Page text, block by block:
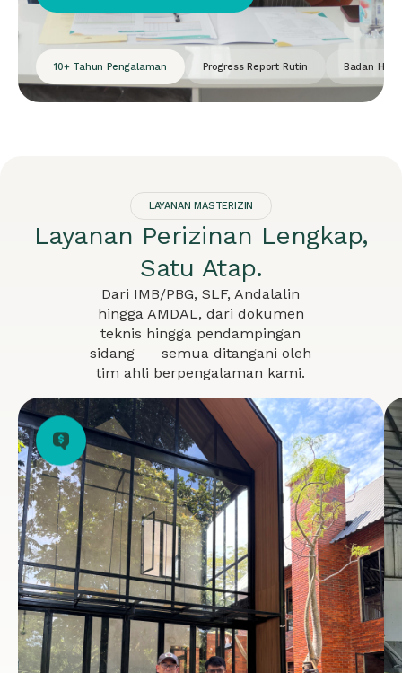
10+ Tahun Pengalaman Progress Report Rutin Badan
LAYANAN MASTERIZIN
Layanan Perizinan Lengkap,
Satu Atap.
Dari IMB/PBG, SLF, Andalalin
hingga AMDAL, dari dokumen
teknis hingga pendampingan
sidang semua ditangani oleh
tim ahli berpengalaman kami.